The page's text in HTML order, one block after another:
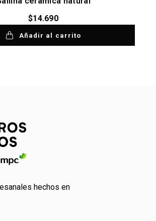
$14.690
Añadir al carrito
hechos en